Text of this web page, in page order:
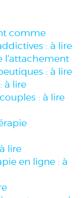
comme
: à lire
l'attachement
: à lire
à lire
: à lire
lire
en ligne : à